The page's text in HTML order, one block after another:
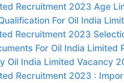
Recruitment 2023 Age
For Oil India
Recruitment 2023
For Oil India Limited
Oil India Limited Vacancy
Recruitment 2023 :